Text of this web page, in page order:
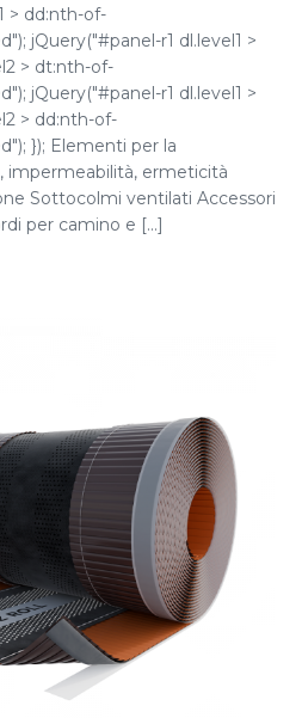
> dd:nth-of-
jQuery("#panel-r1 dl.level1 >
> dt:nth-of-
jQuery("#panel-r1 dl.level1 >
> dd:nth-of-
}); Elementi per la
impermeabilità, ermeticità
Sottocolmi ventilati Accessori
per camino e [...]